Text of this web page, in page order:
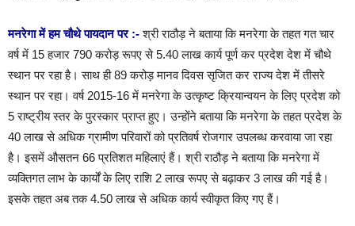
मनरेगा में हम चौथे पायदान पर :-श्री राठौड़ ने बताया कि मनरेगा के तहत गत चार
वर्ष में 15 हजार 790 करोड़ रूपए से 5.40 लाख कार्य पूर्ण कर प्रदेश देश में चौथे
स्थान पर रहा है। साथ ही 89 करोड़ मानव दिवस सृजित कर राज्य देश में तीसरे
स्थान पर रहा। वर्ष 2015-16 में मनरेगा के उत्कृष्ट क्रियान्वयन के लिए प्रदेश को
5 राष्ट्रीय स्तर के पुरस्कार प्राप्त हुए। उन्होंने बताया कि मनरेगा के तहत प्रदेश के
40 लाख से अधिक ग्रामीण परिवारों को प्रतिवर्ष रोजगार उपलब्ध करवाया जा रहा
है। इसमें औसतन 66 प्रतिशत महिलाएं हैं। श्री राठौड़ ने बताया कि मनरेगा में
व्यक्तिगत लाभ के कार्यों के लिए राशि 2 लाख रूपए से बढ़ाकर 3 लाख की गई है।
इसके तहत अब तक 4.50 लाख से अधिक कार्य स्वीकृत किए गए हैं।